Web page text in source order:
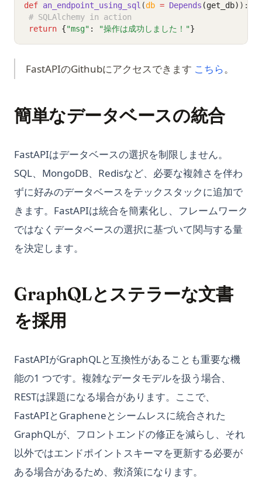
def an_endpoint_using_sql (db = Depends (get_db) ):
# SQLAlchemy in action
return {"msg" : "操作は成功しました！"}
FastAPIのGithubにアクセスできます こちら。
簡単なデータベースの統合
FastAPIはデータベースの選択を制限しません。
SQL、MongoDB、Redisなど、必要な複雑さを伴わ
ずに好みのデータベースをテックスタックに追加で
きます。FastAPIは統合を簡素化し、フレームワーク
ではなくデータベースの選択に基づいて関与する量
を決定します。
GraphQLとステラーな文書
を採用
FastAPIがGraphQLと互換性があることも重要な機
能の1 つです。複雑なデータモデルを扱う場合、
RESTは課題になる場合があります。ここで、
FastAPIとGrapheneとシームレスに統合された
GraphQLが、フロントエンドの修正を減らし、それ
以外ではエンドポイントスキーマを更新する必要が
ある場合があるため、救済策になります。